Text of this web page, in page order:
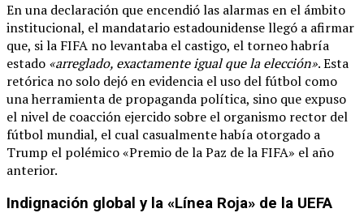
En una declaración que encendió las alarmas en el ámbito
institucional, el mandatario estadounidense llegó a afirmar
que, si la FIFA no levantaba el castigo, el torneo habría
estado «arreglado, exactamente igual que la elección». Esta
retórica no solo dejó en evidencia el uso del fútbol como
una herramienta de propaganda política, sino que expuso
el nivel de coacción ejercido sobre el organismo rector del
fútbol mundial, el cual casualmente había otorgado a
Trump el polémico «Premio de la Paz de la FIFA» el año
anterior.
Indignación global y la «Línea Roja» de la UEFA